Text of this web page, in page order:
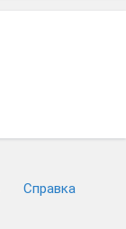
Cправка